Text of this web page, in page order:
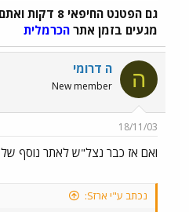
גם הפטנט החיפאי 8 דקות ואתם
מגעים בזמן אתר הכרמלית
ה ה דרומי
New member
18/11/03
ואם אז כבר נצל"ש לאתר נוסף של
נכתב ע"י ארזS: